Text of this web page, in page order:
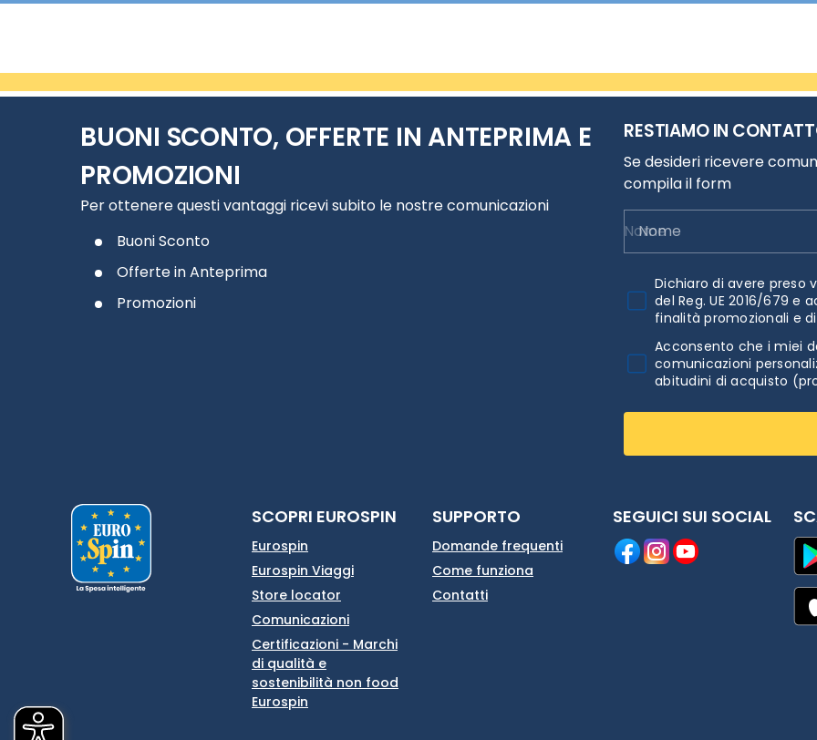
BUONI SCONTO, OFFERTE IN ANTEPRIMA E
PROMOZIONI
Per ottenere questi vantaggi ricevi subito le nostre comunicazioni
Buoni Sconto
Offerte in Anteprima
Promozioni
RESTIAMO IN
Se desideri ricevere
compila il form
Nome
Dichiaro di avere preso
del Reg. UE 2016/679
finalità promozionali e
Acconsento che i miei
comunicazioni
abitudini di acquisto
SCOPRI EUROSPIN
Eurospin
Eurospin Viaggi
Store locator
Comunicazioni
Certificazioni - Marchi
di qualità e
sostenibilità non food
Eurospin
SUPPORTO
Domande frequenti
Come funziona
Contatti
SEGUICI SUI SOCIAL